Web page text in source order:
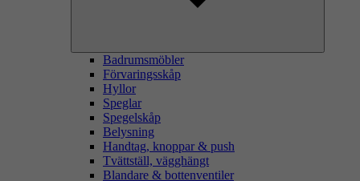
Badrumsmöbler
Förvaringsskåp
Hyllor
Speglar
Spegelskåp
Belysning
Handtag, knoppar & push
Tvättställ, vägghängt
Blandare & bottenventiler